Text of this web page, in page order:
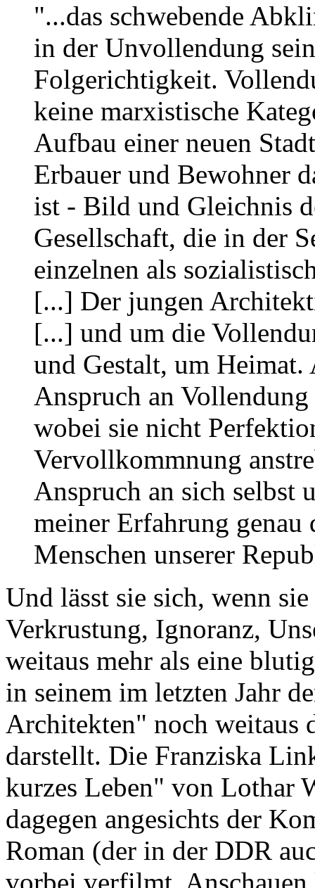
"...das schwebende
in der Unvollendung
Folgerichtigkeit.
keine marxistische
Aufbau einer neuen
Erbauer und Bewohner
ist - Bild und Gleichnis
Gesellschaft, die in der
einzelnen als
[...] Der jungen
[...] und um die
und Gestalt, um
Anspruch an
wobei sie nicht
Vervollkommnung
Anspruch an sich selbst
meiner Erfahrung
Menschen unserer
Und lässt sie sich, wenn
Verkrustung, Ignoranz,
weitaus mehr als eine
in seinem im letzten Jahr
Architekten" noch weitaus
darstellt. Die Franziska
kurzes Leben" von Lothar
dagegen angesichts der
Roman (der in der DDR